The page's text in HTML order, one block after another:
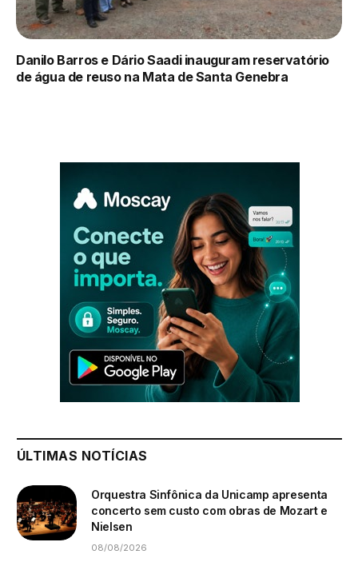
Danilo Barros e Dário Saadi inauguram reservatório
de água de reuso na Mata de Santa Genebra
ÚLTIMAS NOTÍCIAS
Orquestra Sinfônica da Unicamp apresenta
concerto sem custo com obras de Mozart e
Nielsen
08/08/2026